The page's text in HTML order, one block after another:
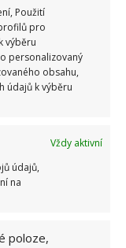
Použití
pro
výběru
personalizovaný
obsahu,
údajů k výběru
Vždy aktivní
údajů,
na
poloze,
rám (víko) z
ho fólií.
. Stará
pantů.
to trochu víc
že během
hodin